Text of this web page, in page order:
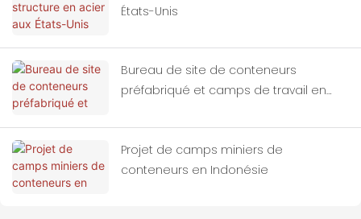
États-Unis
Bureau de site de conteneurs
préfabriqué et camps de travail en
Projet de camps miniers de
conteneurs en Indonésie